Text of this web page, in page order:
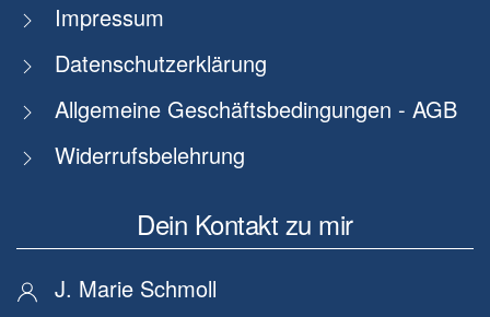
Impressum
Datenschutzerklärung
Allgemeine Geschäftsbedingungen - AGB
Widerrufsbelehrung
Dein Kontakt zu mir
J. Marie Schmoll